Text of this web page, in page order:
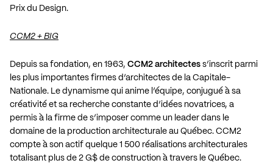
Prix du Design.
CCM2 + BIG
Depuis sa fondation, en 1963, CCM2 architectes s’inscrit parmi
les plus importantes firmes d’architectes de la Capitale-
Nationale. Le dynamisme qui anime l’équipe, conjugué à sa
créativité et sa recherche constante d’idées novatrices, a
permis à la firme de s’imposer comme un leader dans le
domaine de la production architecturale au Québec. CCM2
compte à son actif quelque 1 500 réalisations architecturales
totalisant plus de 2 G$ de construction à travers le Québec.